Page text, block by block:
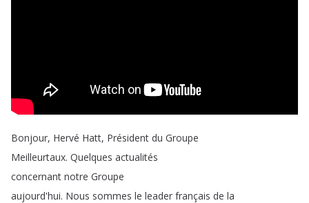
Bonjour, Hervé Hatt, Président du Groupe
Meilleurtaux. Quelques actualités
concernant notre Groupe
aujourd'hui. Nous sommes le leader français de la